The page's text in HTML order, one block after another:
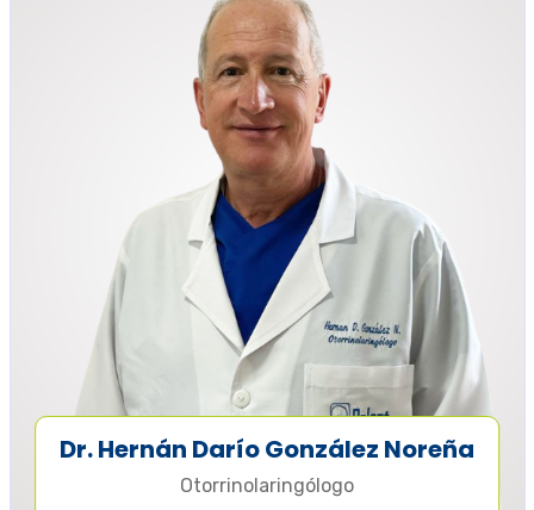
Dr. Hernán Darío González Noreña
Otorrinolaringólogo